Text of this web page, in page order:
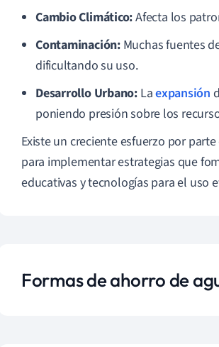
Cambio Climático:Afecta los
Contaminación:Muchas fuentes
dificultando su uso.
Desarrollo Urbano: Laexpansión
poniendo presión sobre los
Existe un creciente esfuerzo por
para implementar estrategias que
educativas y tecnologías para el uso
Formas de ahorro de